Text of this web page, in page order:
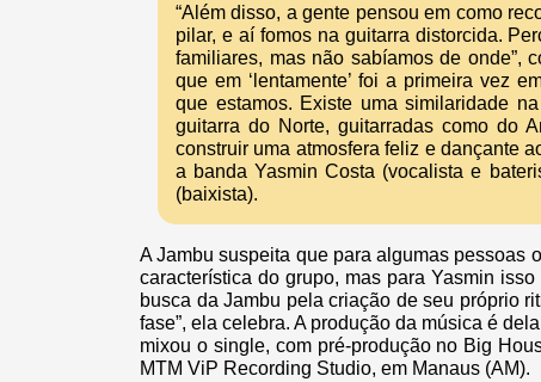
“Além disso, a gente pensou em como
pilar, e aí fomos na guitarra distorcida.
familiares, mas não sabíamos de onde”,
que em ‘lentamente’ foi a primeira vez
que estamos. Existe uma similaridade
guitarra do Norte, guitarradas como do
construir uma atmosfera feliz e dançante
a banda Yasmin Costa (vocalista e
(baixista).
A Jambu suspeita que para algumas pessoas
característica do grupo, mas para Yasmin
busca da Jambu pela criação de seu próprio
fase”, ela celebra. A produção da música é
mixou o single, com pré-produção no Big
MTM ViP Recording Studio, em Manaus (AM).